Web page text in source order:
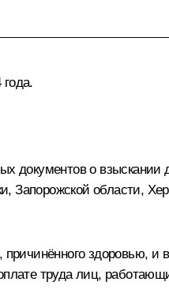
документов о взыскании
Запорожской области,
здоровью, и
труда лиц,